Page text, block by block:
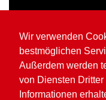
Wir verwenden
bestmöglichen
Außerdem werden
von Diensten
Informationen